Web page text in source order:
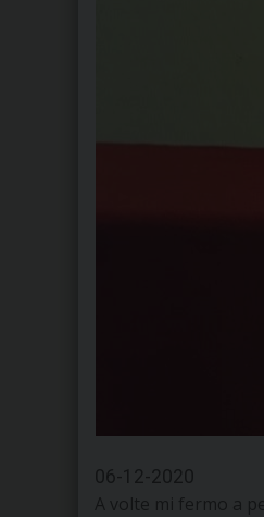
06-12-2020
A volte mi fermo a